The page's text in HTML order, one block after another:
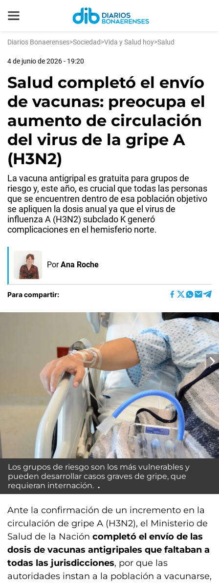
Diarios Bonaerenses>Sociedad>Vida y Salud hoy>Salud
4 de junio de 2026 - 19:20
Salud completó el envío
de vacunas: preocupa el
aumento de circulación
del virus de la gripe A
(H3N2)
La vacuna antigripal es gratuita para grupos de
riesgo y, este año, es crucial que todas las personas
que se encuentren dentro de esa población objetivo
se apliquen la dosis anual ya que el virus de
influenza A (H3N2) subclado K generó
complicaciones en el hemisferio norte.
Por Ana Roche
Para compartir:
Los grupos de riesgo son los más vulnerables y
pueden desarrollar casos graves de gripe, que
requieran internación.
Ante la confirmación de un incremento en la
circulación de gripe A (H3N2), el Ministerio de
Salud de la Nación completó el envío de las
dosis de vacunas antigripales que faltaban a
todas las jurisdicciones, por que las
autoridades instan a la población a vacunarse,